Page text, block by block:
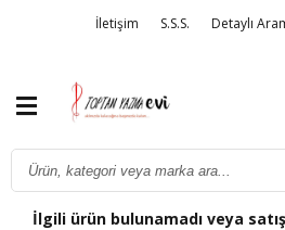
İletişim S.S.S. Detaylı
İlgili ürün bulunamadı veya